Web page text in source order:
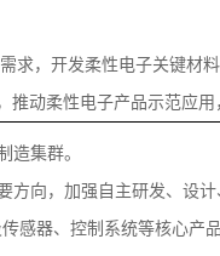
求，开发柔性电子关键材
推动柔性电子产品示范应
造集群。
方向，加强自主研发、设
感器、控制系统等核心产